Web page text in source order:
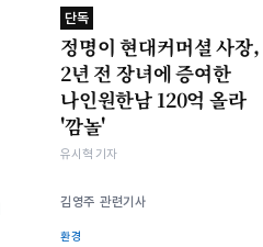
단독
정명이 현대커머셜 사장,
2년 전 장녀에 증여한
나인원한남 120억 올라
'깜놀'
유시혁 기자
김영주 관련기사
환경